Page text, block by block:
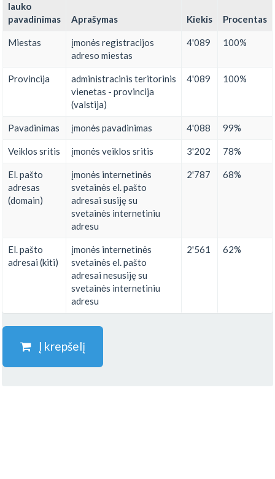
lauko
pavadinimas
Aprašymas Kiekis Procentas
Miestas
įmonės registracijos
adreso miestas
4'089 100%
Provincija
administracinis teritorinis
vienetas - provincija
(valstija)
4'089 100%
Pavadinimas įmonės pavadinimas 4'088 99%
Veiklos sritis įmonės veiklos sritis 3'202 78%
El. pašto
adresas
(domain)
įmonės internetinės
svetainės el. pašto
adresai susiję su
svetainės internetiniu
adresu
2'787 68%
El. pašto
adresai (kiti)
įmonės internetinės
svetainės el. pašto
adresai nesusiję su
svetainės internetiniu
adresu
2'561 62%
Į krepšelį